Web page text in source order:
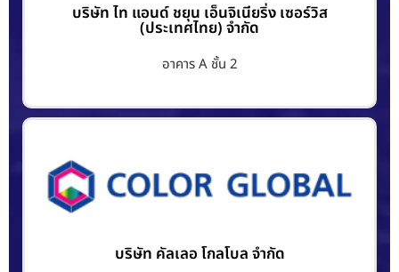
บริษัท ไท แอนด์ ชยุน เอ็นจิเนียริ่ง เซอร์วิส
(ประเทศไทย) จำกัด
อาคาร A ชั้น 2
บริษัท คัลเลอ โกลโบล จำกัด